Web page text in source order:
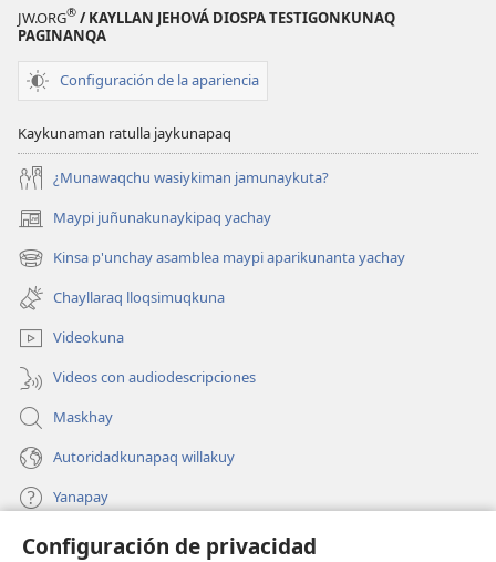
Configuración de privacidad
JW.ORG® / KAYLLAN JEHOVÁ DIOSPA TESTIGONKUNAQ
PAGINANQA
Configuración de la apariencia
Kaykunaman ratulla jaykunapaq
¿Munawaqchu wasiykiman jamunaykuta?
Maypi juñunakunaykipaq yachay
(abre
una
nueva
ventana)
Kinsa p'unchay asamblea maypi aparikunanta yachay
(abre
una
nueva
ventana)
Chayllaraq lloqsimuqkuna
Videokuna
Videos con audiodescripciones
Maskhay
Autoridadkunapaq willakuy
Yanapay
Donacionta churanapaq